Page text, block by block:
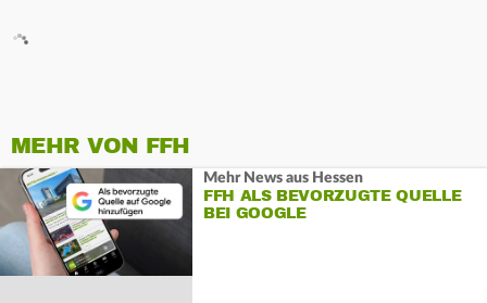
MEHR VON FFH
Mehr News aus Hessen
FFH ALS BEVORZUGTE QUELLE
BEI GOOGLE